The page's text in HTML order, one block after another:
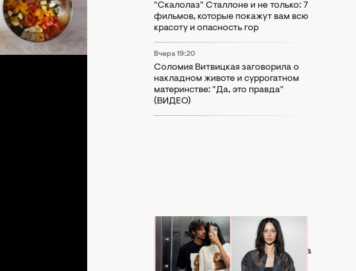
"Скалолаз" Сталлоне и не только: 7
фильмов, которые покажут вам всю
красоту и опасность гор
Вчера 19:20
Соломия Витвицкая заговорила о
накладном животе и суррогатном
материнстве: "Да, это правда"
(ВИДЕО)
Вчера 17:56
Копия бывшей: в Сети активно
сравнивают новую девушку Дантеса
с Дорофеевой (ФОТО)